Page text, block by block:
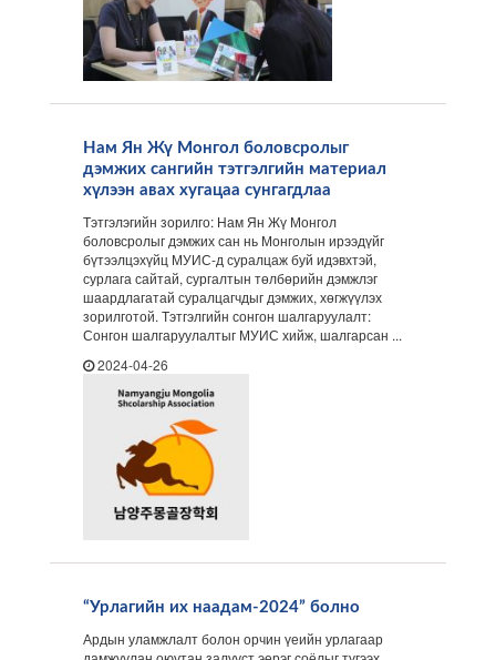
Нам Ян Жү Монгол боловсролыг
дэмжих сангийн тэтгэлгийн материал
хүлээн авах хугацаа сунгагдлаа
Тэтгэлэгийн зорилго: Нам Ян Жү Монгол
боловсролыг дэмжих сан нь Монголын ирээдүйг
бүтээлцэхүйц МУИС-д суралцаж буй идэвхтэй,
сурлага сайтай, сургалтын төлбөрийн дэмжлэг
шаардлагатай суралцагчдыг дэмжих, хөгжүүлэх
зорилготой. Тэтгэлгийн сонгон шалгаруулалт:
Сонгон шалгаруулалтыг МУИС хийж, шалгарсан ...
2024-04-26
“Урлагийн их наадам-2024” болно
Ардын уламжлалт болон орчин үеийн урлагаар